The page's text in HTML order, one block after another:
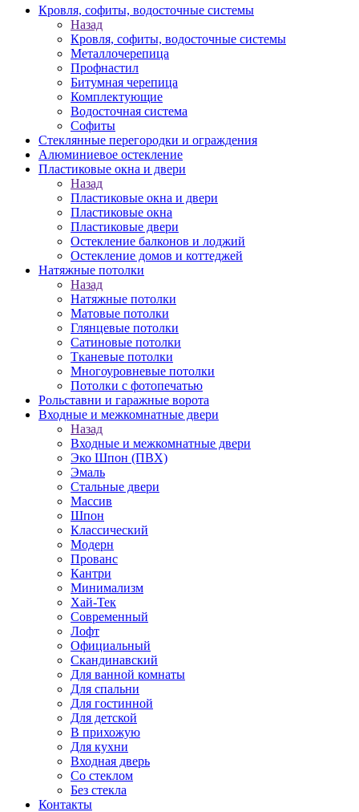
Кровля, софиты, водосточные системы
Назад
Кровля, софиты, водосточные системы
Металлочерепица
Профнастил
Битумная черепица
Комплектующие
Водосточная система
Софиты
Стеклянные перегородки и ограждения
Алюминиевое остекление
Пластиковые окна и двери
Назад
Пластиковые окна и двери
Пластиковые окна
Пластиковые двери
Остекление балконов и лоджий
Остекление домов и коттеджей
Натяжные потолки
Назад
Натяжные потолки
Матовые потолки
Глянцевые потолки
Сатиновые потолки
Тканевые потолки
Многоуровневые потолки
Потолки с фотопечатью
Рольставни и гаражные ворота
Входные и межкомнатные двери
Назад
Входные и межкомнатные двери
Эко Шпон (ПВХ)
Эмаль
Стальные двери
Массив
Шпон
Классический
Модерн
Прованс
Кантри
Минимализм
Хай-Тек
Современный
Лофт
Официальный
Скандинавский
Для ванной комнаты
Для спальни
Для гостинной
Для детской
В прихожую
Для кухни
Входная дверь
Со стеклом
Без стекла
Контакты